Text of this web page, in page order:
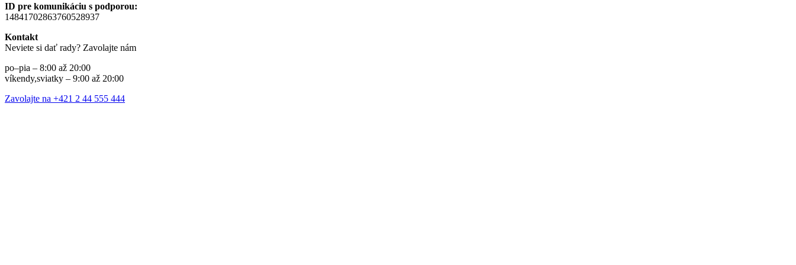
ID pre komunikáciu s podporou:
14841702863760528937
Kontakt
Neviete si dať rady? Zavolajte nám
po–pia – 8:00 až 20:00
víkendy,sviatky – 9:00 až 20:00
Zavolajte na +421 2 44 555 444